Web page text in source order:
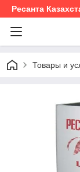
Ресанта
Товары и